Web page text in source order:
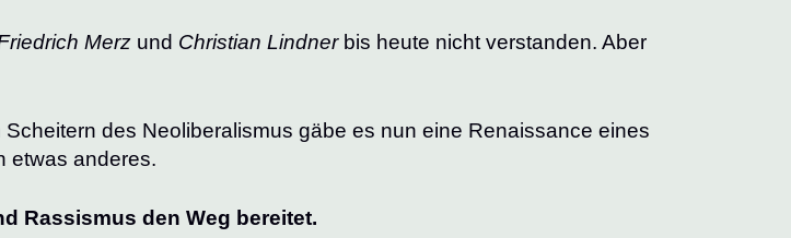
Merz und Christian Lindner bis heute nicht verstanden. Aber
des Neoliberalismus gäbe es nun eine Renaissance eines
etwas anderes.
Rassismus den Weg bereitet.